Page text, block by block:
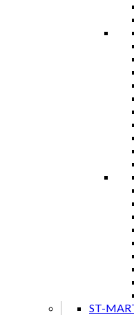
ST-